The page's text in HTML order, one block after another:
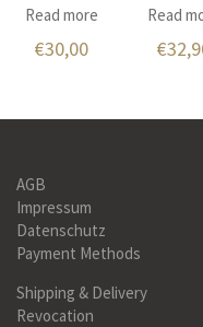
Read more
€30,00
Read
€
AGB
Impressum
Datenschutz
Payment Methods
Shipping & Delivery
Revocation